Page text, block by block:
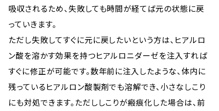
吸収されるため、失敗しても時間が経てば元の状態に戻
っていきます。
ただし失敗してすぐに元に戻したいという方は、ヒアルロ
ン酸を溶かす効果を持つヒアルロニダーゼを注入すれば
すぐに修正が可能です。数年前に注入したような、体内に
残っているヒアルロン酸製剤でも溶解でき、小さなしこり
にも対処できます。ただししこりが瘢痕化した場合は、前